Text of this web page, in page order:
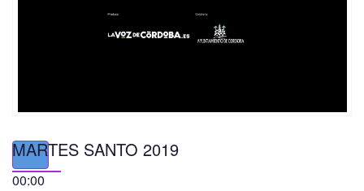
00:00
MARTES SANTO 2019